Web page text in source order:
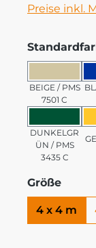
Preise inkl.
BEIGE /
BEIGE / PMS
7501 C
DUNKELGR
ÜN / PMS
3435 C
Größe
4 x 4 m